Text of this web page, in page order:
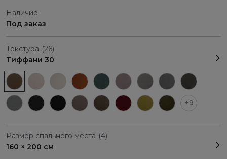
Наличие
Под заказ
Текстура (26)
Тиффани 30
+9
Размер спального места (4)
160 × 200 см